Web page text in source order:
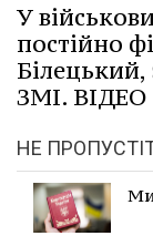
У
постійно
Білецький,
ЗМІ. ВІДЕО
НЕ